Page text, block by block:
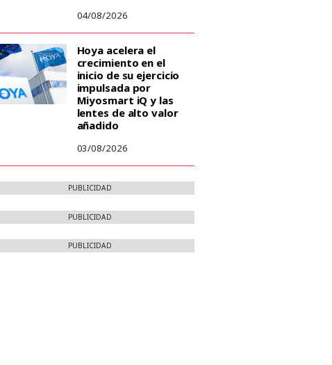
04/08/2026
Hoya acelera el
crecimiento en el
inicio de su ejercicio
impulsada por
Miyosmart iQ y las
lentes de alto valor
añadido
03/08/2026
PUBLICIDAD
PUBLICIDAD
PUBLICIDAD